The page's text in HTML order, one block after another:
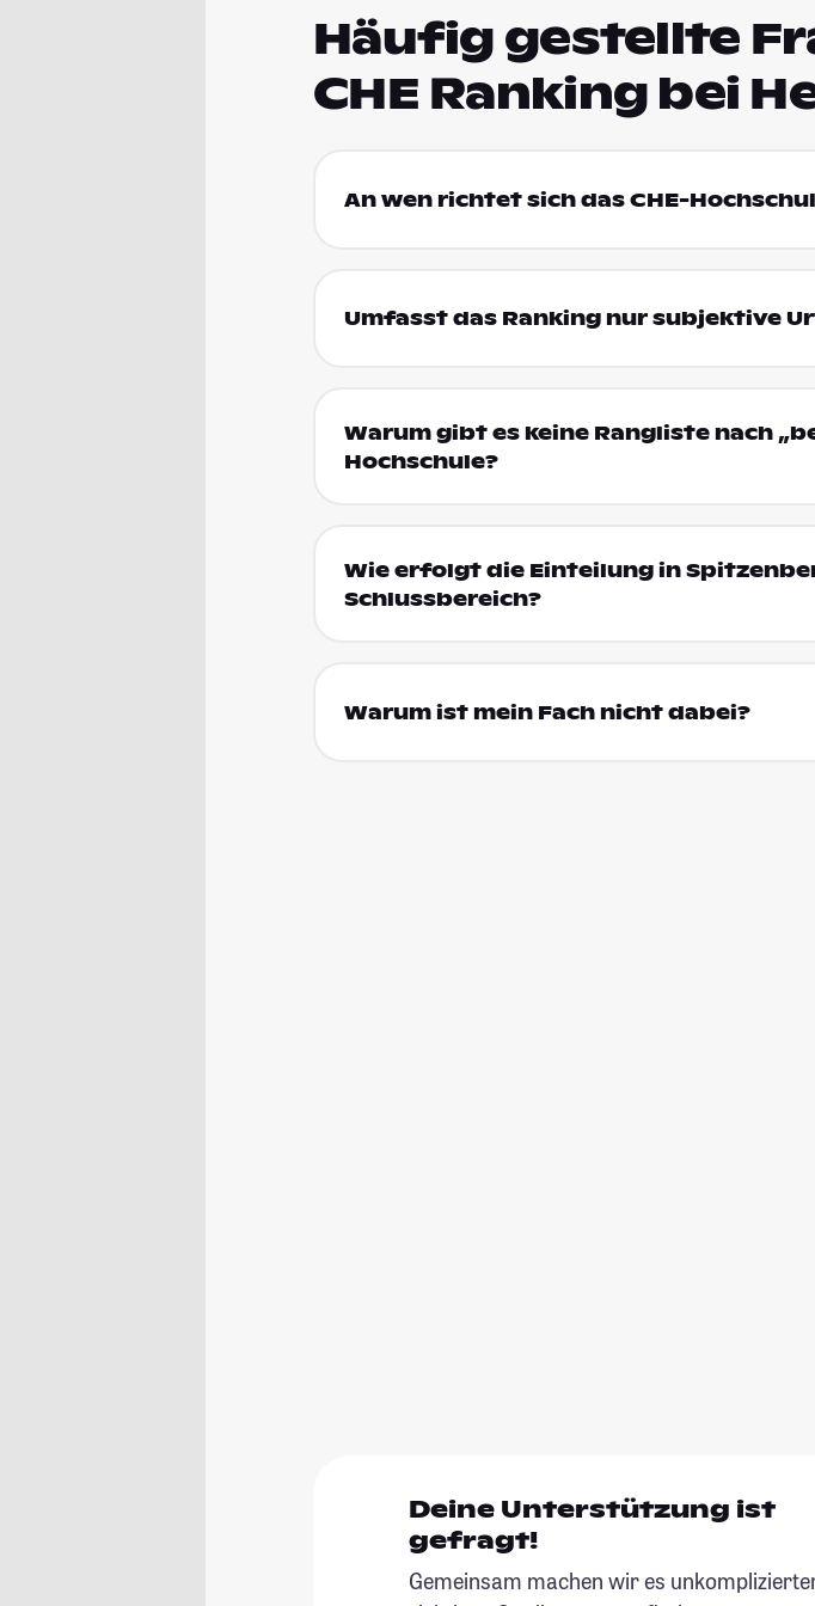
Häufig gestellte
CHE Ranking bei
An wen richtet sich das CHE-
Umfasst das Ranking nur subjektive
Warum gibt es keine Rangliste nach
Hochschule?
Wie erfolgt die Einteilung in
Schlussbereich?
Warum ist mein Fach nicht dabei?
Deine Unterstützung ist
gefragt!
Gemeinsam machen wir es